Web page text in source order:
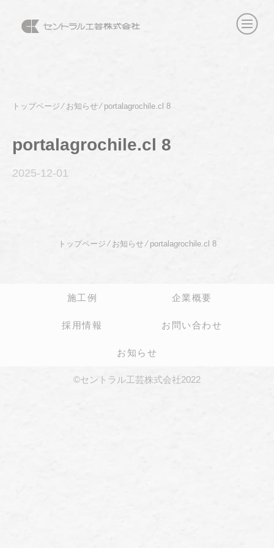
トップページ⁄ お知らせ⁄ portalagrochile.cl 8
portalagrochile.cl 8
2025-12-01
トップページ ⁄ お知らせ⁄ portalagrochile.cl 8
施工例 企業概要
採用情報 お問い合わせ
お知らせ
©セントラル工芸株式会社2022